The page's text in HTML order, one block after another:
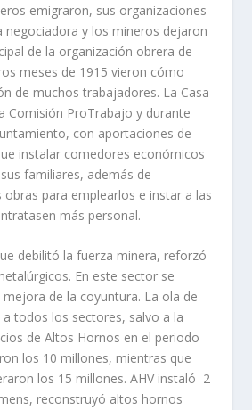
emigraron, sus organizaciones
negociadora y los mineros dejaron
de la organi­zación obrera de
meses de 1915 vieron cómo
de muchos trabajadores. La Casa
Comisión ProTrabajo y durante
con aportaciones de
instalar comedores económicos
fami­liares, además de
obras para emplearlos e instar a las
más personal.
debilitó la fuerza minera, reforzó
En este sector se
de la coyuntura. La ola de
todos los sectores, salvo a la
de Altos Hornos en el periodo
los 10 millones, mientras que
los 15 millones. AHV instaló 2
reconstruyó altos hornos